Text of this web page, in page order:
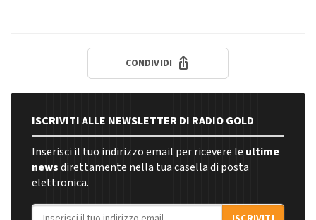
CONDIVIDI
ISCRIVITI ALLE NEWSLETTER DI RADIO GOLD
Inserisci il tuo indirizzo email per ricevere le ultime
newsdirettamente nella tua casella di posta
elettronica.
Indirizzo email